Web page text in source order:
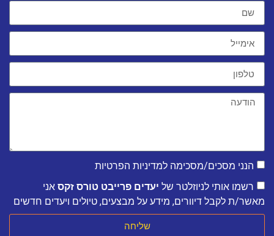
הנני מסכים/מסכימה למדיניות הפרטיות
רשמו אותי לניוזלטר של יעדים פרייבט טורס זקס אני
מאשר/ת לקבל דיוורים, מידע על מבצעים, טיולים ויעדים חדשים
שליחה